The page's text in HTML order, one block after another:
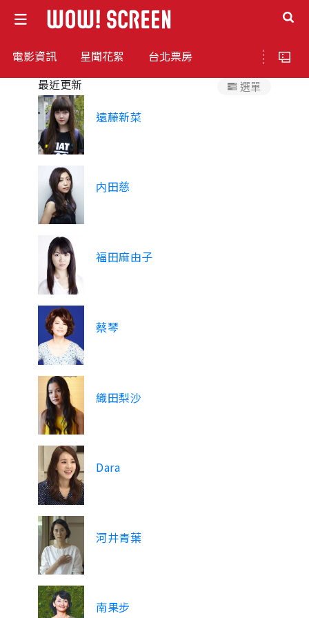
電影資訊 星聞花絮
台北票房
最近更新
遠藤新菜
内田慈
福田麻由子
蔡琴
織田梨沙
Dara
河井青葉
南果步